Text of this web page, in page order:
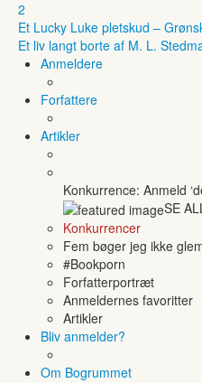
2
Et Lucky Luke pletskud –
Et liv langt borte af M. L.
Anmeldere
Forfattere
Artikler
Konkurrence: Anmeld
SE
Konkurrencer
Fem bøger jeg ikke
#Bookporn
Forfatterportræt
Anmeldernes favoritter
Artikler
Bliv anmelder?
Om Bogrummet